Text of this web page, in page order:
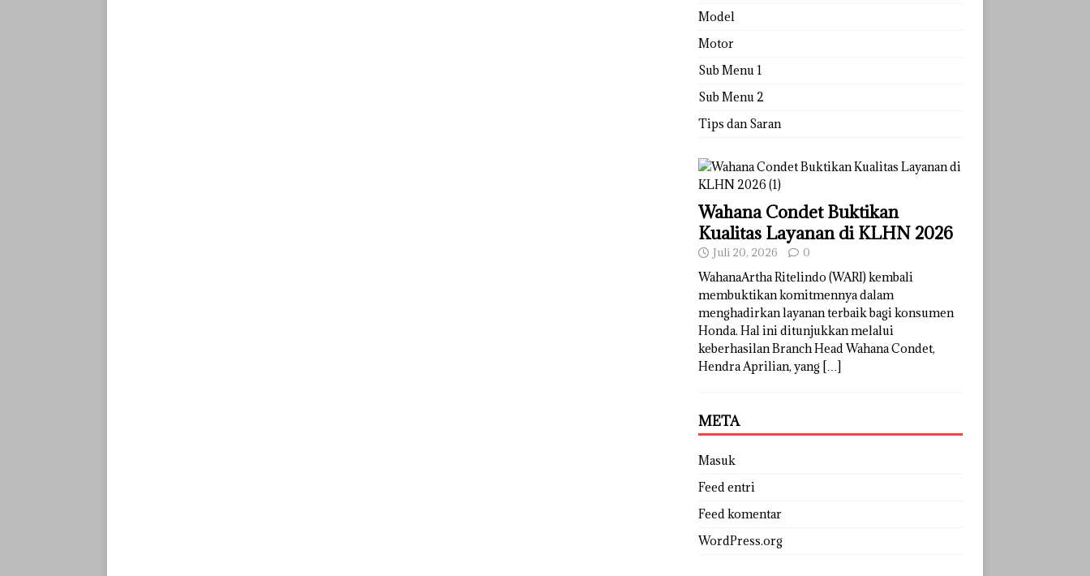
Model
Motor
Sub Menu 1
Sub Menu 2
Tips dan Saran
Wahana Condet Buktikan
Kualitas Layanan di KLHN 2026
Juli 20, 2026 0
WahanaArtha Ritelindo (WARI) kembali
membuktikan komitmennya dalam
menghadirkan layanan terbaik bagi konsumen
Honda. Hal ini ditunjukkan melalui
keberhasilan Branch Head Wahana Condet,
Hendra Aprilian, yang […]
META
Masuk
Feed entri
Feed komentar
WordPress.org